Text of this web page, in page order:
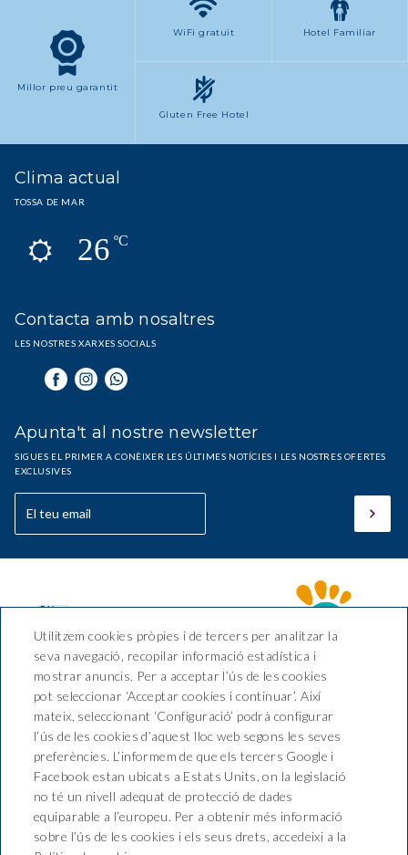
Millor preu garantit
WiFi gratuït Hotel Familiar
Gluten Free Hotel
Clima actual
TOSSA DE MAR
26ºC
Contacta amb nosaltres
LES NOSTRES XARXES SOCIALS
Apunta't al nostre newsletter
SIGUES EL PRIMER A CONÈIXER LES ÚLTIMES NOTÍCIES I LES NOSTRES OFERTES
EXCLUSIVES
Hotel Sant March
Av. Pelegrí, nº 2 Tossa de Mar,
CP 17320, Girona (España)
T. +34 972 34 00 78 / 680 224
037
Utilitzem cookies pròpies i de tercers per analitzar la
seva navegació, recopilar informació estadística i
mostrar anuncis. Per a acceptar l’ús de les cookies
pot seleccionar ‘Acceptar cookies i continuar’. Així
mateix, seleccionant ‘Configuració’ podrà configurar
l’ús de les cookies d’aquest lloc web segons les seves
preferències. L’informem de que els tercers Google i
Facebook estan ubicats a Estats Units, on la legislació
no té un nivell adequat de protecció de dades
equiparable a l’europeu. Per a obtenir més informació
sobre l’ús de les cookies i els seus drets, accedeixi a la